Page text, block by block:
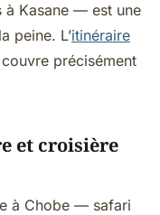
à Kasane — est une
peine. L’itinéraire
couvre précisément
et croisière
à Chobe — safari